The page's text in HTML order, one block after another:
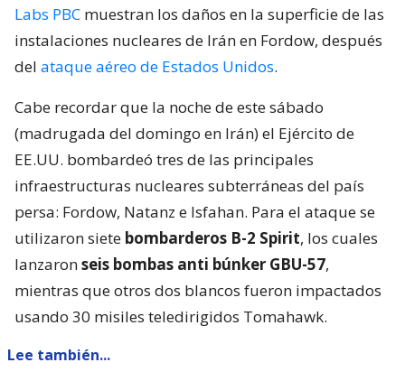
Labs PBC muestran los daños en la superficie de las
instalaciones nucleares de Irán en Fordow, después
del ataque aéreo de Estados Unidos.
Cabe recordar que la noche de este sábado
(madrugada del domingo en Irán) el Ejército de
EE.UU. bombardeó tres de las principales
infraestructuras nucleares subterráneas del país
persa: Fordow, Natanz e Isfahan. Para el ataque se
utilizaron siete bombarderos B-2 Spirit, los cuales
lanzaronseis bombas anti búnker GBU-57,
mientras que otros dos blancos fueron impactados
usando 30 misiles teledirigidos Tomahawk.
Lee también...